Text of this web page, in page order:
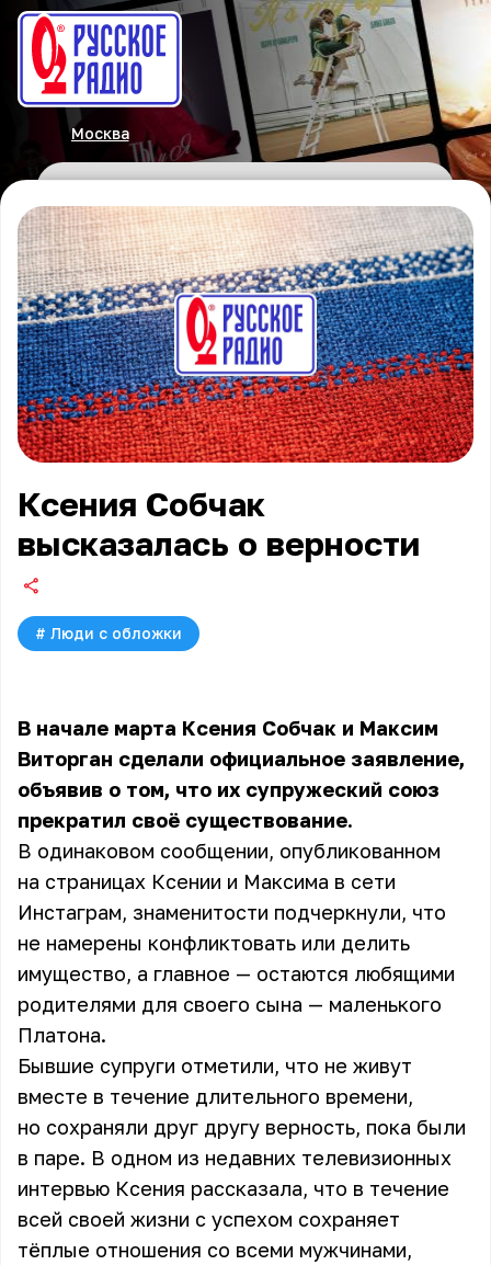
Москва
Ксения Собчак
высказалась о верности
# Люди с обложки
В начале марта Ксения Собчак и Максим
Виторган сделали официальное заявление,
объявив о том, что их супружеский союз
прекратил своё существование.
В одинаковом сообщении, опубликованном
на страницах Ксении и Максима в сети
Инстаграм, знаменитости подчеркнули, что
не намерены конфликтовать или делить
имущество, а главное — остаются любящими
родителями для своего сына — маленького
Платона.
Бывшие супруги отметили, что не живут
вместе в течение длительного времени,
но сохраняли друг другу верность, пока были
в паре. В одном из недавних телевизионных
интервью Ксения рассказала, что в течение
всей своей жизни с успехом сохраняет
тёплые отношения со всеми мужчинами,